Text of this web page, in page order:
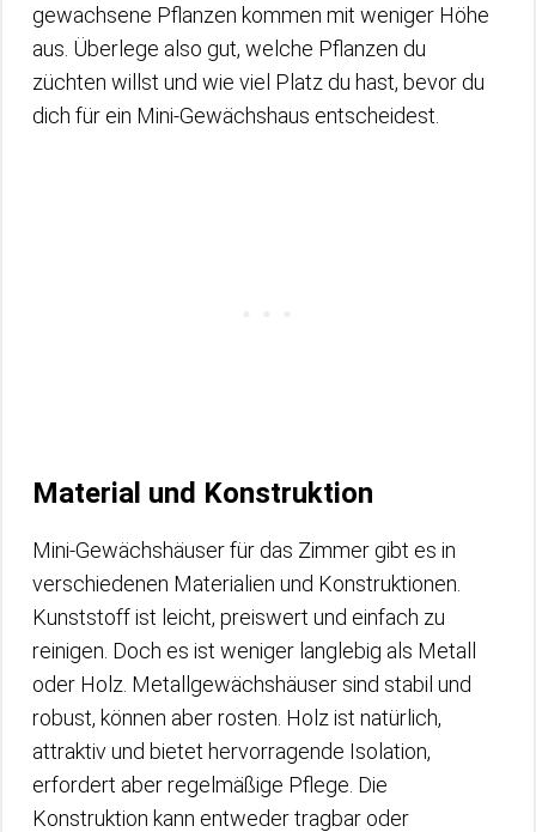
gewachsene Pflanzen kommen mit weniger Höhe
aus. Überlege also gut, welche Pflanzen du
züchten willst und wie viel Platz du hast, bevor du
dich für ein Mini-Gewächshaus entscheidest.
Material und Konstruktion
Mini-Gewächshäuser für das Zimmer gibt es in
verschiedenen Materialien und Konstruktionen.
Kunststoff ist leicht, preiswert und einfach zu
reinigen. Doch es ist weniger langlebig als Metall
oder Holz. Metallgewächshäuser sind stabil und
robust, können aber rosten. Holz ist natürlich,
attraktiv und bietet hervorragende Isolation,
erfordert aber regelmäßige Pflege. Die
Konstruktion kann entweder tragbar oder